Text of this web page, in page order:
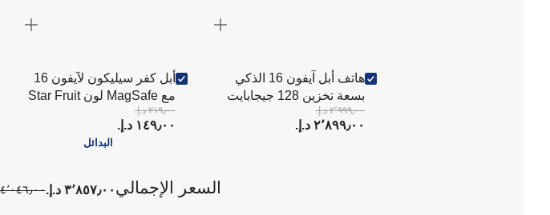
هاتف أبل آيفون 16 الذكي
بسعة تخزين 128 جيجابايت
باللون الأزرق البحري الفائق
٢٬٨٩٩٫٠٠ د.إ.‏
٢٬٩٩٩٫٠٠ د.إ.‏
أبل كفر سيليكون لآيفون 16
مع MagSafe لون Star Fruit
١٤٩٫٠٠ د.إ.‏
٢١٩٫٠٠ د.إ.‏
البدائل
السعر الإجمالي ٣٬٨٥٧٫٠٠ د.إ.‏ ٤٬٠٤٦٫٠٠ د.إ.‏